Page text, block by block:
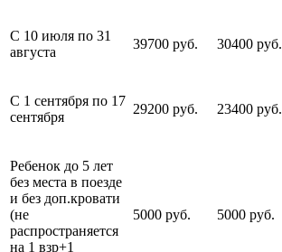
С 10 июля по 31
августа
39700 руб. 30400 руб.
С 1 сентября по 17
сентября
29200 руб. 23400 руб.
Ребенок до 5 лет
без места в поезде
и без доп.кровати
(не
распространяется
на 1 взр+1
5000 руб. 5000 руб.